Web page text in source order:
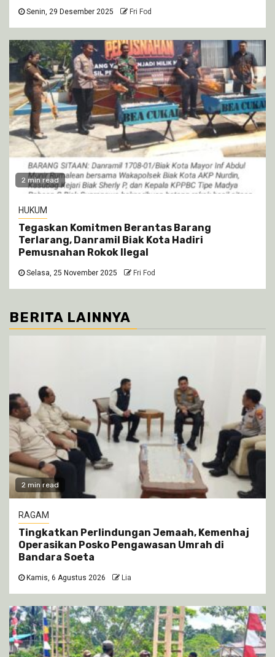
Senin, 29 Desember 2025 Fri Fod
2 min read
HUKUM
Tegaskan Komitmen Berantas Barang
Terlarang, Danramil Biak Kota Hadiri
Pemusnahan Rokok Ilegal
Selasa, 25 November 2025 Fri Fod
BERITA LAINNYA
2 min read
RAGAM
Tingkatkan Perlindungan Jemaah, Kemenhaj
Operasikan Posko Pengawasan Umrah di
Bandara Soeta
Kamis, 6 Agustus 2026 Lia